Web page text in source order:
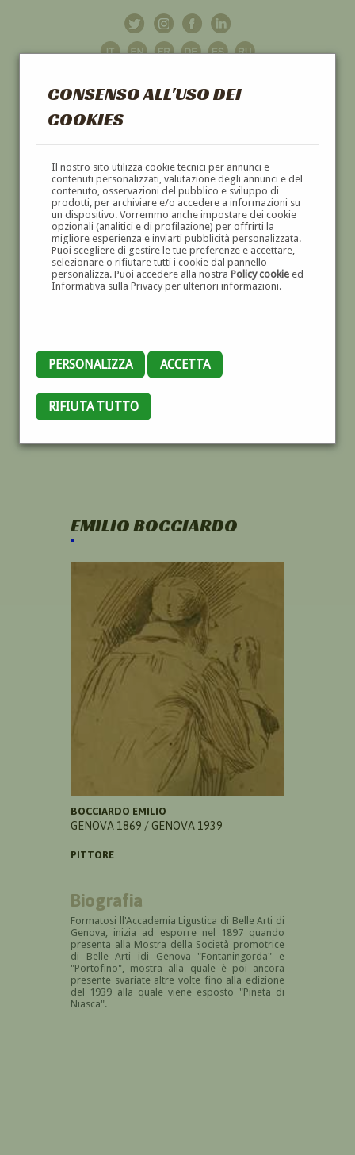
CONSENSO ALL'USO DEI
COOKIES
Il nostro sito utilizza cookie tecnici per annunci e
contenuti personalizzati, valutazione degli annunci e del
contenuto, osservazioni del pubblico e sviluppo di
prodotti, per archiviare e/o accedere a informazioni su
un dispositivo. Vorremmo anche impostare dei cookie
opzionali (analitici e di profilazione) per offrirti la
migliore esperienza e inviarti pubblicità personalizzata.
Puoi scegliere di gestire le tue preferenze e accettare,
selezionare o rifiutare tutti i cookie dal pannello
personalizza. Puoi accedere alla nostra Policy cookieed
Informativa sulla Privacy per ulteriori informazioni.
PERSONALIZZA ACCETTA
RIFIUTA TUTTO
GALLERIAD'ARTE
DIPINTI E SCULTURE '800 E '900
EMILIO BOCCIARDO
BOCCIARDO EMILIO
GENOVA 1869 / GENOVA 1939
PITTORE
Biografia
Formatosi ll'Accademia Ligustica di Belle Arti di
Genova, inizia ad esporre nel 1897 quando
presenta alla Mostra della Società promotrice
di Belle Arti idi Genova "Fontaningorda" e
"Portofino", mostra alla quale è poi ancora
presente svariate altre volte fino alla edizione
del 1939 alla quale viene esposto "Pineta di
Niasca".